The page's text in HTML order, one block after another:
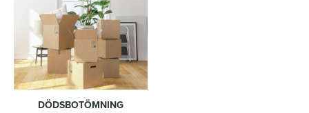
DÖDSBOTÖMNING